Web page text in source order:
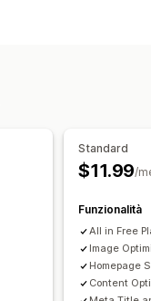
Standard
$11.99/
Funzionalità
All in Free
Image
Homepage
Content